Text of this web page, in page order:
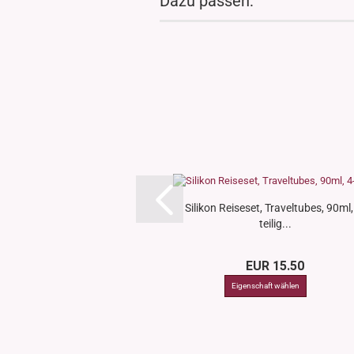
Silikon Reiseset, Traveltubes,
teilig...
EUR 15.50